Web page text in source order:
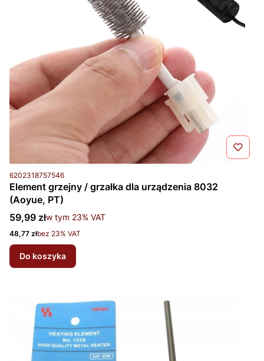
Kod produktu
6202318757546
Element grzejny / grzałka dla urządzenia 8032
(Aoyue, PT)
Cena brutto
59,99 złw tym %s VAT
w tym 23% VAT
Cena netto
48,77 złbez 23% VAT
Do koszyka